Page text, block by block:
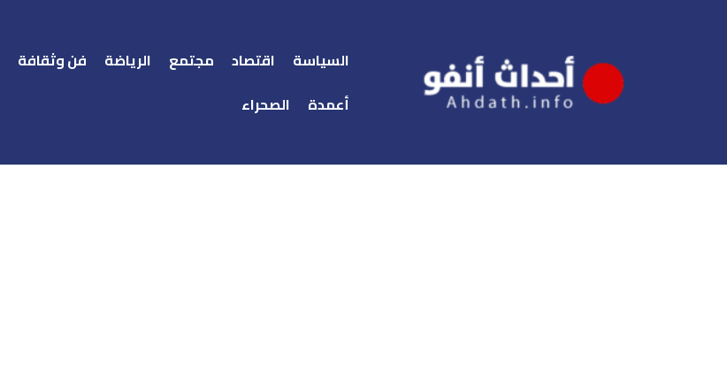
السياسة اقتصاد مجتمع الرياضة فن وثقافة
أعمدة
الصحراء